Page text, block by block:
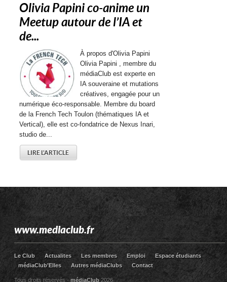
Olivia Papini co-anime un
Meetup autour de l’IA et
de...
À propos d'Olivia Papini
Olivia Papini , membre du
médiaClub est experte en
IA souveraine et mutations
créatives, engagée pour un
numérique éco-responsable. Membre du board
de la French Tech Toulon (thématiques IA et
Vertical), elle est co-fondatrice de Nexus Inari,
studio de...
LIRE L'ARTICLE
www.mediaclub.fr
Le Club Actualites Les membres Emploi
Espace étudiants
médiaClub’Elles
Autres médiaClubs Contact
Tous droits réservés -médiaClub 2026